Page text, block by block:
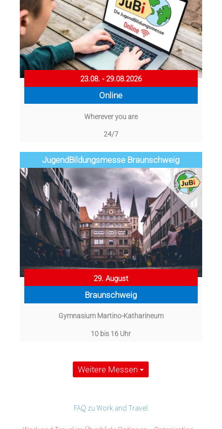
23.08. - 29.08.2026
Online
Wherever you are
24/7
Jugend­­­­­Bildungsmess­e Braunschweig
29. August
Braunschweig
Gymnasium Martino-Katharineum
10 bis 16 Uhr
Weitere Messen
FAQ zu Work and Travel